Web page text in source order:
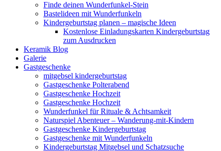
Finde deinen Wunderfunkel-Stein
Bastelideen mit Wunderfunkeln
Kindergeburtstag planen – magische Ideen
Kostenlose Einladungskarten Kindergeburtstag
zum Ausdrucken
Keramik Blog
Galerie
Gastgeschenke
mitgebsel kindergeburtstag
Gastgeschenke Polterabend
Gastgeschenke Hochzeit
Gastgeschenke Hochzeit
Wunderfunkel für Rituale & Achtsamkeit
Naturspiel Abenteuer – Wanderung-mit-Kindern
Gastgeschenke Kindergeburtstag
Gastgeschenke mit Wunderfunkeln
Kindergeburtstag Mitgebsel und Schatzsuche